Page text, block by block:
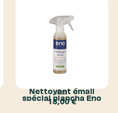
Eno
Nettoyant émail
spécial plancha Eno
18,00€